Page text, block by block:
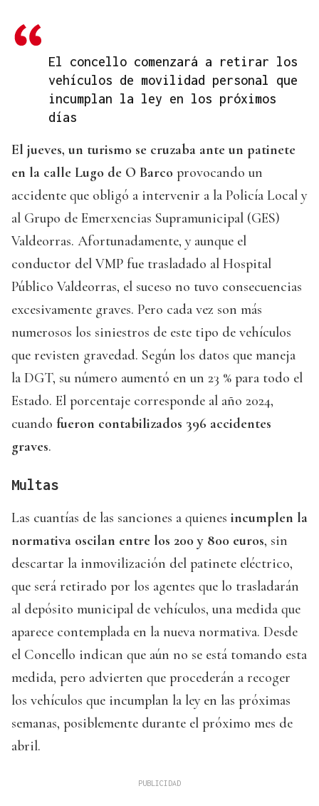
El concello comenzará a retirar los
vehículos de movilidad personal que
incumplan la ley en los próximos
días
El jueves, un turismo se cruzaba ante un patinete
en la calle Lugo de O Barco provocando un
accidente que obligó a intervenir a la Policía Local y
al Grupo de Emerxencias Supramunicipal (GES)
Valdeorras. Afortunadamente, y aunque el
conductor del VMP fue trasladado al Hospital
Público Valdeorras, el suceso no tuvo consecuencias
excesivamente graves. Pero cada vez son más
numerosos los siniestros de este tipo de vehículos
que revisten gravedad. Según los datos que maneja
la DGT, su número aumentó en un 23 % para todo el
Estado. El porcentaje corresponde al año 2024,
cuando fueron contabilizados 396 accidentes
graves.
Multas
Las cuantías de las sanciones a quienes incumplen la
normativa oscilan entre los 200 y 800 euros, sin
descartar la inmovilización del patinete eléctrico,
que será retirado por los agentes que lo trasladarán
al depósito municipal de vehículos, una medida que
aparece contemplada en la nueva normativa. Desde
el Concello indican que aún no se está tomando esta
medida, pero advierten que procederán a recoger
los vehículos que incumplan la ley en las próximas
semanas, posiblemente durante el próximo mes de
abril.